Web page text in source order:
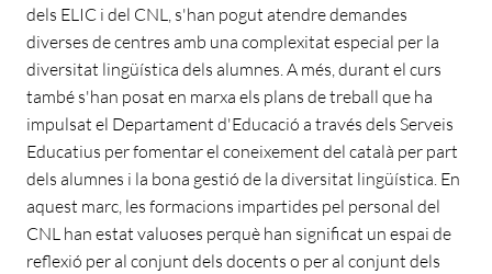
dels ELIC i del CNL, s'han pogut atendre demandes
diverses de centres amb una complexitat especial per la
diversitat lingüística dels alumnes. A més, durant el curs
també s'han posat en marxa els plans de treball que ha
impulsat el Departament d'Educació a través dels Serveis
Educatius per fomentar el coneixement del català per part
dels alumnes i la bona gestió de la diversitat lingüística. En
aquest marc, les formacions impartides pel personal del
CNL han estat valuoses perquè han significat un espai de
reflexió per al conjunt dels docents o per al conjunt dels